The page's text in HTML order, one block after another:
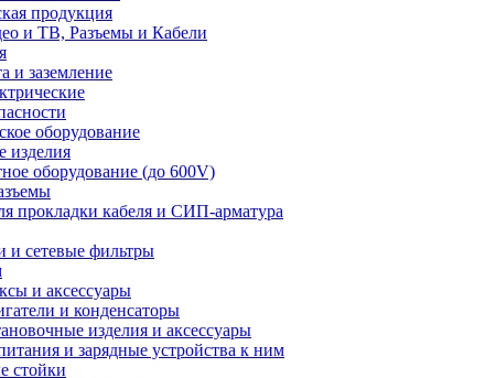
продукция
и ТВ, Разъемы и Кабели
и заземление
оборудование
изделия
оборудование (до 600V)
прокладки кабеля и СИП-арматура
и сетевые фильтры
и аксессуары
и конденсаторы
изделия и аксессуары
и зарядные устройства к ним
стойки